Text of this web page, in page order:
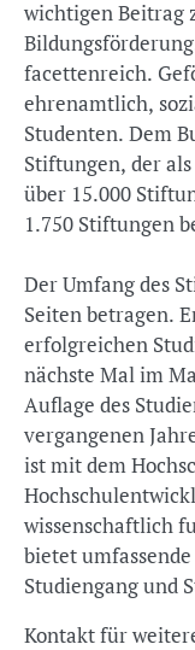
wichtigen Beitrag
facettenreich.
ehrenamtlich,
Studenten. Dem
Stiftungen, der
über 15.000
1.750 Stiftungen
Der Umfang des
Seiten betragen.
erfolgreichen
nächste Mal im
Auflage des
vergangenen
ist mit dem
wissenschaftlich
bietet
Studiengang und
Kontakt für